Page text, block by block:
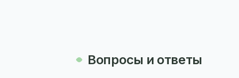
Вопросы и ответы